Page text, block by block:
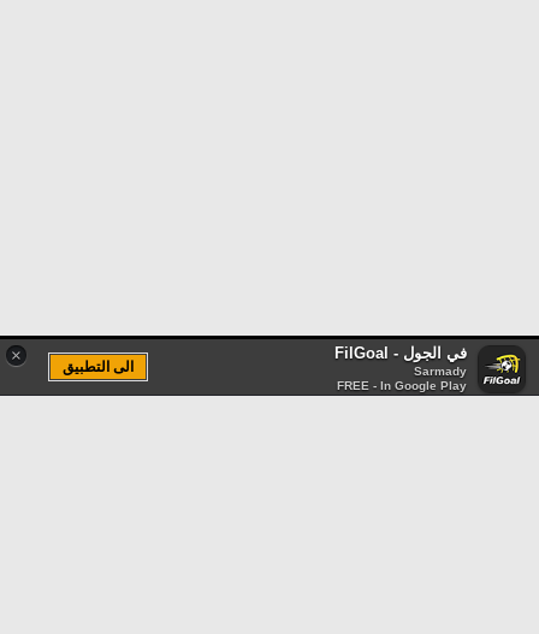
× في الجول - FilGoal
Sarmady
FREE - In Google Play
الى التطبيق